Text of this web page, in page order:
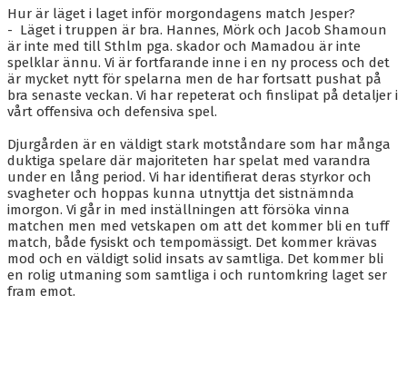
Hur är läget i laget inför morgondagens match Jesper?
- Läget i truppen är bra. Hannes, Mörk och Jacob Shamoun
är inte med till Sthlm pga. skador och Mamadou är inte
spelklar ännu. Vi är fortfarande inne i en ny process och det
är mycket nytt för spelarna men de har fortsatt pushat på
bra senaste veckan. Vi har repeterat och finslipat på detaljer i
vårt offensiva och defensiva spel.
Djurgården är en väldigt stark motståndare som har många
duktiga spelare där majoriteten har spelat med varandra
under en lång period. Vi har identifierat deras styrkor och
svagheter och hoppas kunna utnyttja det sistnämnda
imorgon. Vi går in med inställningen att försöka vinna
matchen men med vetskapen om att det kommer bli en tuff
match, både fysiskt och tempomässigt. Det kommer krävas
mod och en väldigt solid insats av samtliga. Det kommer bli
en rolig utmaning som samtliga i och runtomkring laget ser
fram emot.